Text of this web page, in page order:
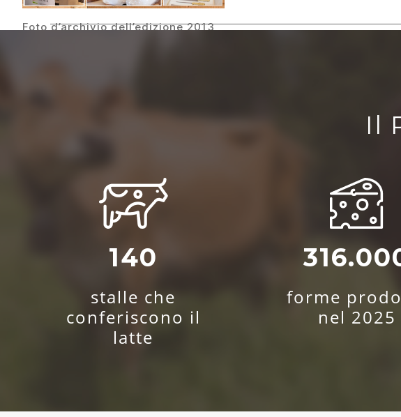
Foto d’archivio dell’edizione 2013
Il
140
stalle che
conferiscono il
latte
forme
nel 2025